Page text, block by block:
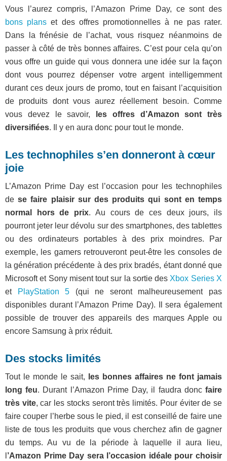
Vous l’aurez compris, l’Amazon Prime Day, ce sont des
bons plans et des offres promotionnelles à ne pas rater.
Dans la frénésie de l’achat, vous risquez néanmoins de
passer à côté de très bonnes affaires. C’est pour cela qu’on
vous offre un guide qui vous donnera une idée sur la façon
dont vous pourrez dépenser votre argent intelligemment
durant ces deux jours de promo, tout en faisant l’acquisition
de produits dont vous aurez réellement besoin. Comme
vous devez le savoir,
les offres d’Amazon sont très
diversifiées. Il y en aura donc pour tout le monde.
Les technophiles s’en donneront à cœur
joie
L’Amazon Prime Day est l’occasion pour les technophiles
dese faire plaisir sur des produits qui sont en temps
normal hors de prix. Au cours de ces deux jours, ils
pourront jeter leur dévolu sur des smartphones, des tablettes
ou des ordinateurs portables à des prix moindres. Par
exemple, les gamers retrouveront peut-être les consoles de
la génération précédente à des prix bradés, étant donné que
Microsoft et Sony misent tout sur la sortie desXbox Series X
et
PlayStation 5 (qui ne seront malheureusement pas
disponibles durant l’Amazon Prime Day). Il sera également
possible de trouver des appareils des marques Apple ou
encore Samsung à prix réduit.
Des stocks limités
Tout le monde le sait,
les bonnes affaires ne font jamais
long feu. Durant l’Amazon Prime Day, il faudra doncfaire
très vite, car les stocks seront très limités. Pour éviter de se
faire couper l’herbe sous le pied, il est conseillé de faire une
liste de tous les produits que vous cherchez afin de gagner
du temps. Au vu de la période à laquelle il aura lieu,
’Amazon Prime Day sera l’occasion idéale pour choisir